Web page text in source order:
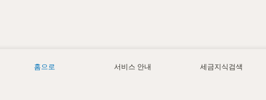
홈으로 서비스 안내 세금지식검색